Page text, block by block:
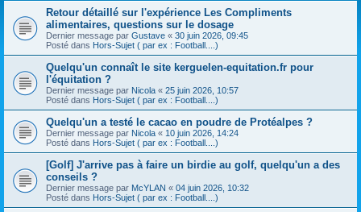
Retour détaillé sur l'expérience Les Compliments
alimentaires, questions sur le dosage
Dernier message par Gustave « 30 juin 2026, 09:45
Posté dans Hors-Sujet ( par ex : Football....)
Quelqu'un connaît le site kerguelen-equitation.fr pour
l'équitation ?
Dernier message par Nicola « 25 juin 2026, 10:57
Posté dans Hors-Sujet ( par ex : Football....)
Quelqu'un a testé le cacao en poudre de Protéalpes ?
Dernier message par Nicola « 10 juin 2026, 14:24
Posté dans Hors-Sujet ( par ex : Football....)
[Golf] J'arrive pas à faire un birdie au golf, quelqu'un a des
conseils ?
Dernier message par McYLAN « 04 juin 2026, 10:32
Posté dans Hors-Sujet ( par ex : Football....)